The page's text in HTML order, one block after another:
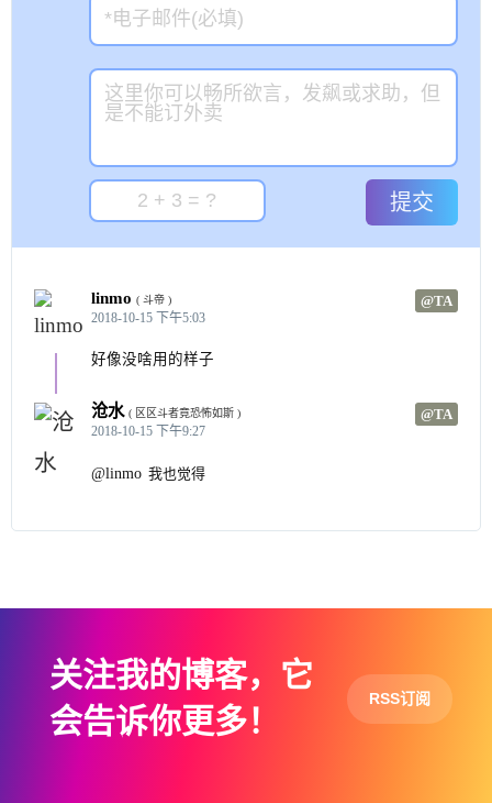
提交
linmo @TA
( 斗帝 )
2018-10-15 下午5:03
好像没啥用的样子
沧水 @TA
( 区区斗者竟恐怖如斯 )
2018-10-15 下午9:27
@linmo 我也觉得
关注我的博客，它
会告诉你更多！
RSS订阅